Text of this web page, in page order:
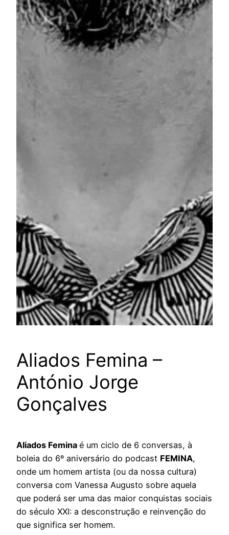
Aliados Femina –
António Jorge
Gonçalves
Aliados Femina é um ciclo de 6 conversas, à
boleia do 6º aniversário do podcast FEMINA,
onde um homem artista (ou da nossa cultura)
conversa com Vanessa Augusto sobre aquela
que poderá ser uma das maior conquistas sociais
do século XXI: a desconstrução e reinvenção do
que significa ser homem.